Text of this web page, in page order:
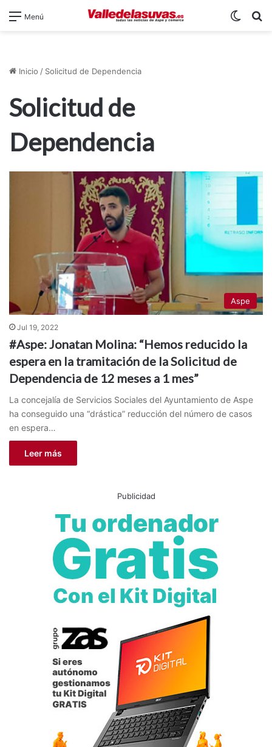
Menú
Inicio / Solicitud de Dependencia
Solicitud de
Dependencia
Aspe
Jul 19, 2022
#Aspe: Jonatan Molina: “Hemos reducido la
espera en la tramitación de la Solicitud de
Dependencia de 12 meses a 1 mes”
La concejalía de Servicios Sociales del Ayuntamiento de Aspe
ha conseguido una “drástica” reducción del número de casos
en espera…
Leer más
Publicidad